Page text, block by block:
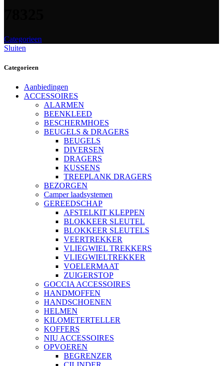
Categorieen
Sluiten
Categorieen
Aanbiedingen
ACCESSOIRES
ALARMEN
BEENKLEED
BESCHERMHOES
BEUGELS & DRAGERS
BEUGELS
DIVERSEN
DRAGERS
KUSSENS
TREEPLANK DRAGERS
BEZORGEN
Camper laadsystemen
GEREEDSCHAP
AFSTELKIT KLEPPEN
BLOKKEER SLEUTEL
BLOKKEER SLEUTELS
VEERTREKKER
VLIEGWIEL TREKKERS
VLIEGWIELTREKKER
VOELERMAAT
ZUIGERSTOP
GOCCIA ACCESSOIRES
HANDMOFFEN
HANDSCHOENEN
HELMEN
KILOMETERTELLER
KOFFERS
NIU ACCESSOIRES
OPVOEREN
BEGRENZER